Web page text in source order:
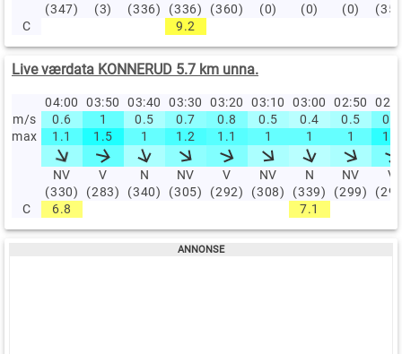
(347)
(3)
(336)
(336)
(360)
(0)
(0)
(0)
C
9.2
Live værdata KONNERUD 5.7 km unna.
04:00 03:50 03:40 03:30 03:20 03:10 03:00 02:50
m/s
0.6 1 0.5 0.7 0.8 0.5 0.4 0.5
0.8
max
1.1 1.5 1 1.2 1.1 1 1 1 1.4
NV
(330)
V
(283)
N
(340)
NV
(305)
V
(292)
NV
(308)
N
(339)
NV
(299)
V
C
6.8 7.1